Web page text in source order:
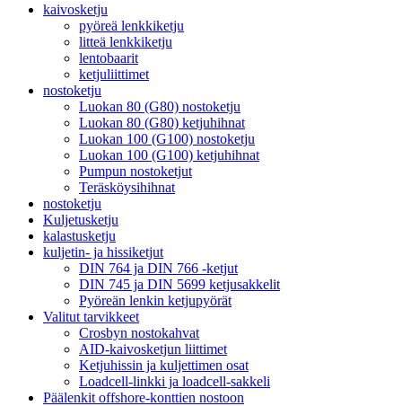
kaivosketju
pyöreä lenkkiketju
litteä lenkkiketju
lentobaarit
ketjuliittimet
nostoketju
Luokan 80 (G80) nostoketju
Luokan 80 (G80) ketjuhihnat
Luokan 100 (G100) nostoketju
Luokan 100 (G100) ketjuhihnat
Pumpun nostoketjut
Teräsköysihihnat
nostoketju
Kuljetusketju
kalastusketju
kuljetin- ja hissiketjut
DIN 764 ja DIN 766 -ketjut
DIN 745 ja DIN 5699 ketjusakkelit
Pyöreän lenkin ketjupyörät
Valitut tarvikkeet
Crosbyn nostokahvat
AID-kaivosketjun liittimet
Ketjuhissin ja kuljettimen osat
Loadcell-linkki ja loadcell-sakkeli
Päälenkit offshore-konttien nostoon